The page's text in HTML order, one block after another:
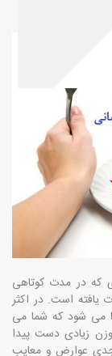
که در مدت کوتاهی
است. در اکثر
می شود که شما می
در 15 روز به کاهش وزن زیادی دست پیدا
جدی عوارض و معایب